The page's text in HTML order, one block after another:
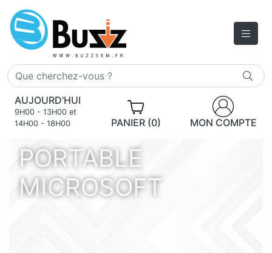
AUJOURD'HUI
9H00 - 13H00 et
14H00 - 18H00
PANIER (0) MON COMPTE
PORTABLE
MICROSOFT